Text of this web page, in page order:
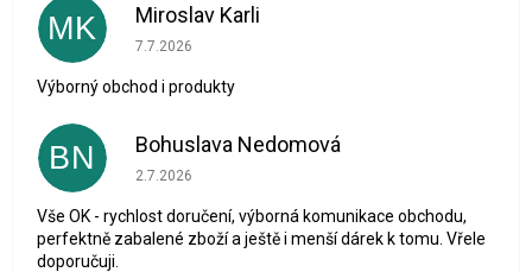
MK Miroslav Karli
Hodnocení obchodu je 5 z 5 hvězdiček.
7.7.2026
Výborný obchod i produkty
BN Bohuslava Nedomová
Hodnocení obchodu je 5 z 5 hvězdiček.
2.7.2026
Vše OK - rychlost doručení, výborná komunikace obchodu,
perfektně zabalené zboží a ještě i menší dárek k tomu. Vřele
doporučuji.